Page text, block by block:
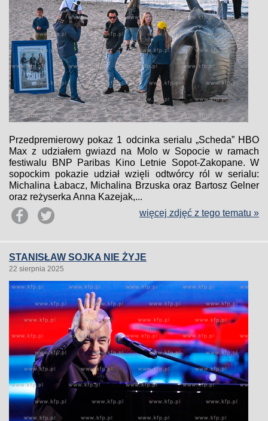
Przedpremierowy pokaz 1 odcinka serialu „Scheda” HBO
Max z udziałem gwiazd na Molo w Sopocie w ramach
festiwalu BNP Paribas Kino Letnie Sopot-Zakopane. W
sopockim pokazie udział wzięli odtwórcy ról w serialu:
Michalina Łabacz, Michalina Brzuska oraz Bartosz Gelner
oraz reżyserka Anna Kazejak,...
więcej zdjęć z tego tematu »
STANISŁAW SOJKA NIE ŻYJE
22 sierpnia 2025